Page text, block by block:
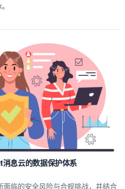
息云的数据保护体系
面临的安全风险与合规挑战，并结合